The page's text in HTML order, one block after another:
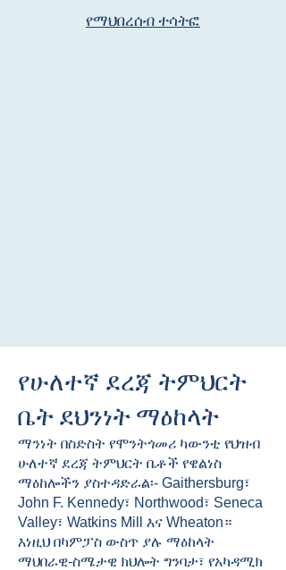
የማህበረሰብ ተሳትፎ
የሁለተኛ ደረጃ ትምህርት
ቤት ደህንነት ማዕከላት
ማንነት በስድስት የሞንትጎመሪ ካውንቲ የህዝብ
ሁለተኛ ደረጃ ትምህርት ቤቶች የዌልነስ
ማዕከሎችን ያስተዳድራል፡- Gaithersburg፣
John F. Kennedy፣ Northwood፣ Seneca
Valley፣ Watkins Mill እና Wheaton።
እነዚህ በካምፓስ ውስጥ ያሉ ማዕከላት
ማህበራዊ-ስሜታዊ ክህሎት ግንባታ፣ የአካዳሚክ